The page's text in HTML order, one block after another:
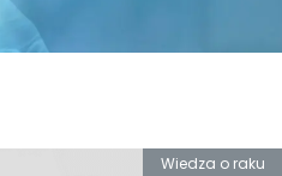
Wiedza o raku